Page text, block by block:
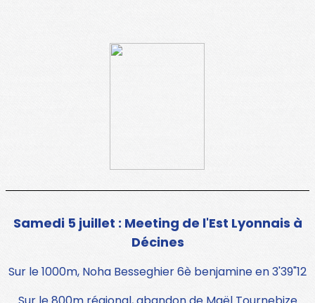
Samedi 5 juillet : Meeting de l'Est Lyonnais à
Décines
Sur le 1000m, Noha Besseghier 6è benjamine en 3'39"12